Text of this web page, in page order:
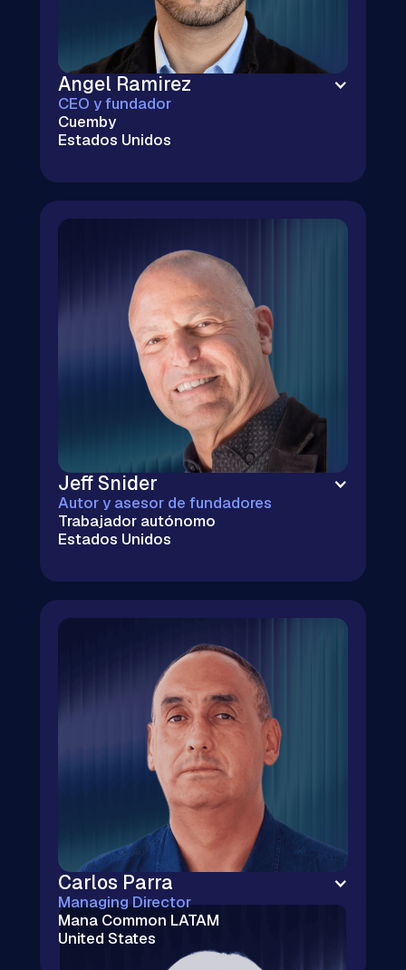
Angel Ramirez
CEO y fundador
Cuemby
Estados Unidos
Kubernetes e infraestructura en la nube
| Más de 20 millones de dólares en
ahorro en la nube | Más de 100 procesos
de debida diligencia tecnológica en
fusiones y adquisiciones | Embajador de
CNCF y OSPO
Jeff Snider
Autor y asesor de fundadores
Trabajador autónomo
Estados Unidos
Ayudo a fundadores en etapas iniciales a
Carlos Parra
Managing Director
Mana Common LATAM
United States